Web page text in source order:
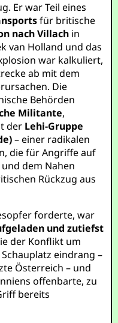
Er war Teil eines
für britische
nach Villach in
van Holland und das
war kalkuliert,
ab mit dem
Die
Behörden
Militante,
der Lehi-Gruppe
– einer radikalen
die für Angriffe auf
dem Nahen
Rückzug aus
forderte, war
und zutiefst
der Konflikt um
eindrang –
Österreich – und
offenbarte, zu
bereits